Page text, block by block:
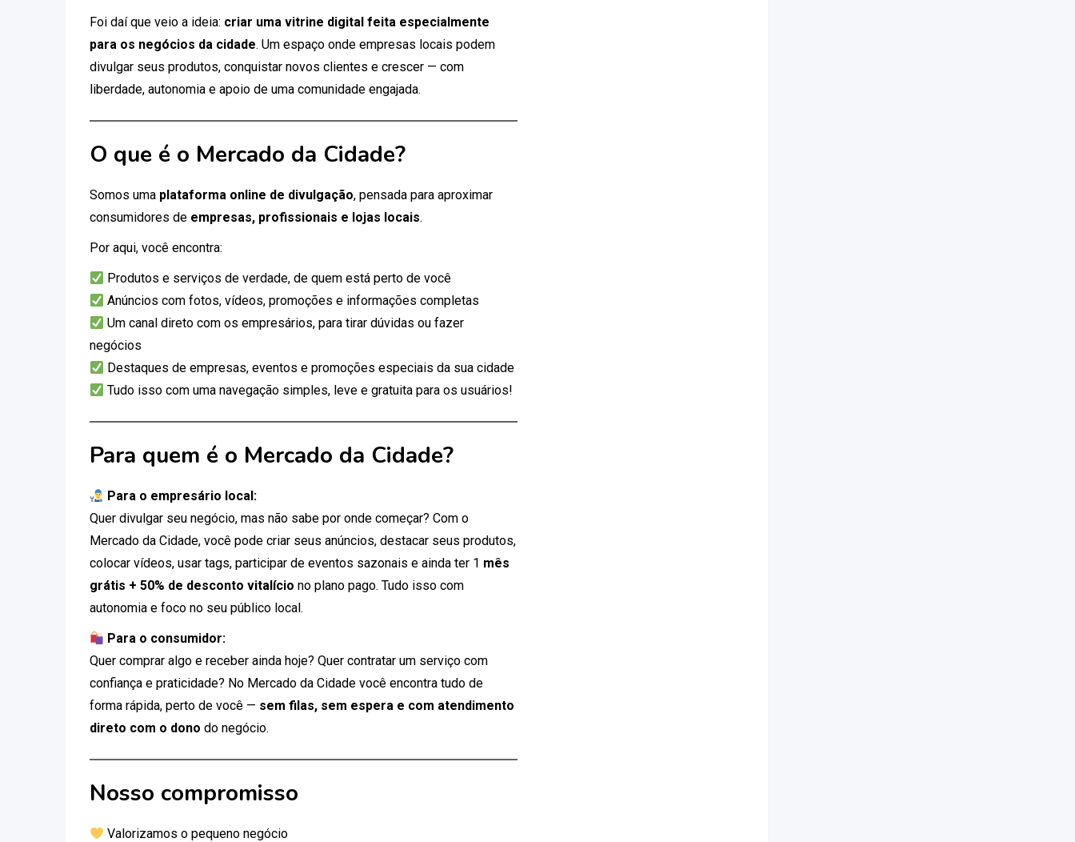
Foi daí que veio a ideia: criar uma vitrine digital feita especialmente
para os negócios da cidade. Um espaço onde empresas locais podem
divulgar seus produtos, conquistar novos clientes e crescer — com
liberdade, autonomia e apoio de uma comunidade engajada.
O que é o Mercado da Cidade?
Somos uma plataforma online de divulgação, pensada para aproximar
consumidores de empresas, profissionais e lojas locais.
Por aqui, você encontra:
Produtos e serviços de verdade, de quem está perto de você
Anúncios com fotos, vídeos, promoções e informações completas
Um canal direto com os empresários, para tirar dúvidas ou fazer
negócios
Destaques de empresas, eventos e promoções especiais da sua cidade
Tudo isso com uma navegação simples, leve e gratuita para os usuários!
Para quem é o Mercado da Cidade?
Para o empresário local:
Quer divulgar seu negócio, mas não sabe por onde começar? Com o
Mercado da Cidade, você pode criar seus anúncios, destacar seus produtos,
colocar vídeos, usar tags, participar de eventos sazonais e ainda ter 1 mês
grátis + 50% de desconto vitalício no plano pago. Tudo isso com
autonomia e foco no seu público local.
Para o consumidor:
Quer comprar algo e receber ainda hoje? Quer contratar um serviço com
confiança e praticidade? No Mercado da Cidade você encontra tudo de
forma rápida, perto de você — sem filas, sem espera e com atendimento
direto com o dono do negócio.
Nosso compromisso
Valorizamos o pequeno negócio